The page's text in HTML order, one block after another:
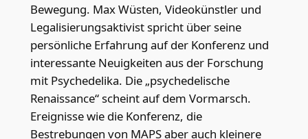
Bewegung. Max Wüsten, Videokünstler und
Legalisierungsaktivist spricht über seine
persönliche Erfahrung auf der Konferenz und
interessante Neuigkeiten aus der Forschung
mit Psychedelika. Die „psychedelische
Renaissance“ scheint auf dem Vormarsch.
Ereignisse wie die Konferenz, die
Bestrebungen von MAPS aber auch kleinere